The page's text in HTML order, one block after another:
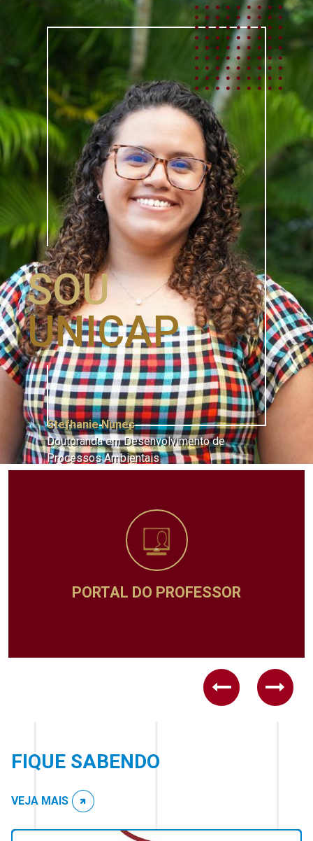
SOU
UNICAP
Stefhanie Nunes
Doutoranda em Desenvolvimento de
Processos Ambientais
PORTAL DO PROFESSOR
Previous
Next
FIQUE SABENDO
VEJA MAIS